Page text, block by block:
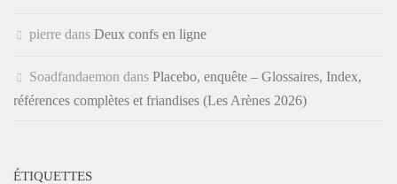
pierre dans Deux confs en ligne
Soadfandaemon dans Placebo, enquête – Glossaires, Index,
références complètes et friandises (Les Arènes 2026)
ÉTIQUETTES